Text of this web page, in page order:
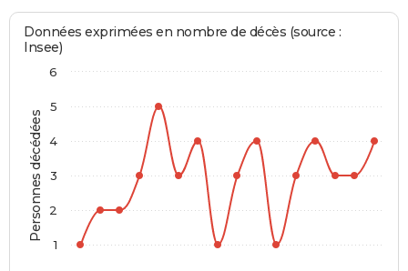
Personnes décédées
Données exprimées en nombre de décès (source :
Insee)
1
2
3
4
5
6